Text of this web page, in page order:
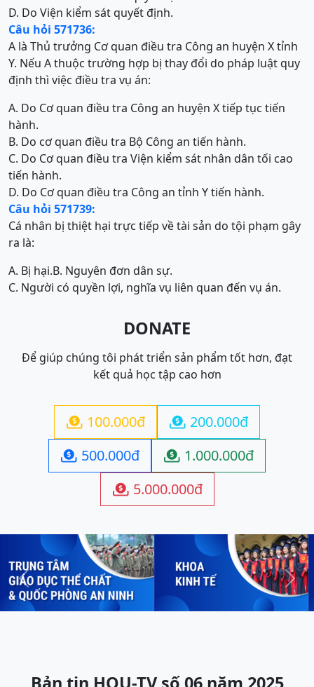
D. Do Viện kiểm sát quyết định.
Câu hỏi 571736:
A là Thủ trưởng Cơ quan điều tra Công an huyện X tỉnh
Y. Nếu A thuộc trường hợp bị thay đổi do pháp luật quy
định thì việc điều tra vụ án:
A. Do Cơ quan điều tra Công an huyện X tiếp tục tiến
hành.
B. Do cơ quan điều tra Bộ Công an tiến hành.
C. Do Cơ quan điều tra Viện kiểm sát nhân dân tối cao
tiến hành.
D. Do Cơ quan điều tra Công an tỉnh Y tiến hành.
Câu hỏi 571739:
Cá nhân bị thiệt hại trực tiếp về tài sản do tội phạm gây
ra là:
A. Bị hại.B. Nguyên đơn dân sự.
C. Người có quyền lợi, nghĩa vụ liên quan đến vụ án.
DONATE
Để giúp chúng tôi phát triển sản phẩm tốt hơn, đạt
kết quả học tập cao hơn
 100.000đ  200.000đ
 500.000đ  1.000.000đ
 5.000.000đ
Previous Next